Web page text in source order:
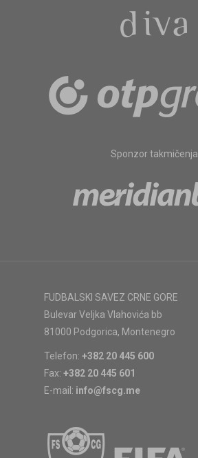
Sponzor takmičenja
FUDBALSKI SAVEZ CRNE GORE
Bulevar Veljka Vlahovića bb
81000 Podgorica, Montenegro
Telefon: +382 20 445 600
Fax: +382 20 445 601
E-mail: info@fscg.me